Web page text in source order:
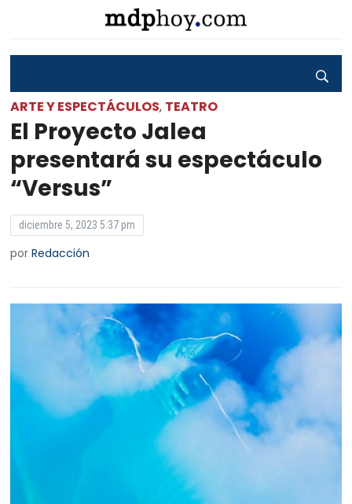
ARTE Y ESPECTÁCULOS, TEATRO
El Proyecto Jalea
presentará su espectáculo
“Versus”
diciembre 5, 2023 5:37 pm
porRedacción